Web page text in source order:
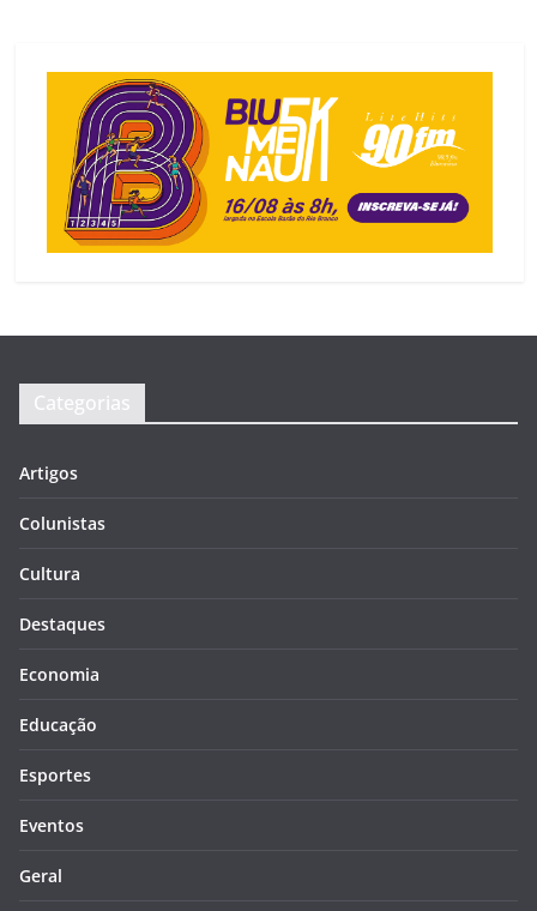
Categorias
Artigos
Colunistas
Cultura
Destaques
Economia
Educação
Esportes
Eventos
Geral